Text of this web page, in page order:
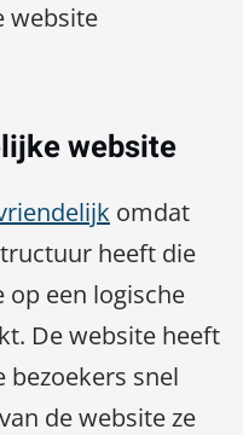
website
website
omdat
heeft die
op een logische
De website heeft
snel
de website ze